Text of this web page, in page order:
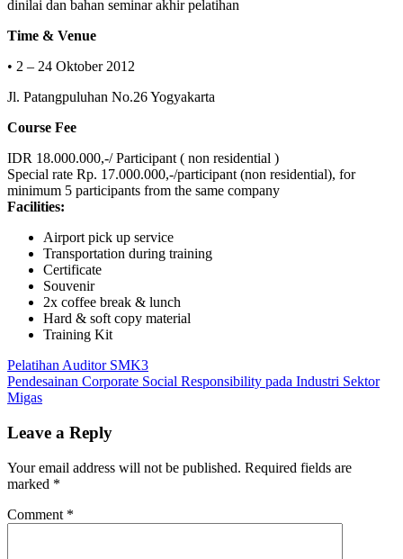
dinilai dan bahan seminar akhir pelatihan
Time & Venue
• 2 – 24 Oktober 2012
Jl. Patangpuluhan No.26 Yogyakarta
Course Fee
IDR 18.000.000,-/ Participant ( non residential )
Special rate Rp. 17.000.000,-/participant (non residential), for
minimum 5 participants from the same company
Facilities:
Airport pick up service
Transportation during training
Certificate
Souvenir
2x coffee break & lunch
Hard & soft copy material
Training Kit
Pelatihan
Sertifikasi
Ahli
Pesawat
Angkut
Post
navigation
Previous
Post:
Pelatihan Auditor SMK3
Next
Post:
Pendesainan Corporate Social Responsibility pada Industri Sektor
Migas
Leave a Reply
Your email address will not be published. Required fields are
marked *
Comment *